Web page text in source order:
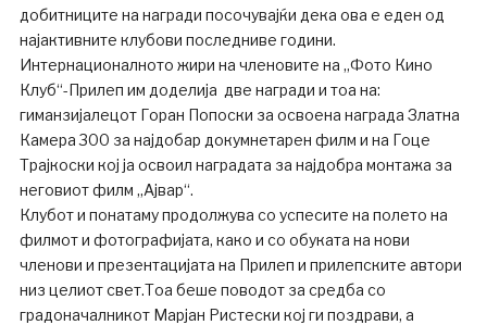
добитниците на награди посочувајќи дека ова е еден од
најактивните клубови последниве години.
Интернационалното жири на членовите на „Фото Кино
Клуб“-Прилеп им доделија две награди и тоа на:
гиманзијалецот Горан Попоски за освоена награда Златна
Камера 300 за најдобар докумнетарен филм и на Гоце
Трајкоски кој ја освоил наградата за најдобра монтажа за
неговиот филм „Ајвар“.
Клубот и понатаму продолжува со успесите на полето на
филмот и фотографијата, како и со обуката на нови
членови и презентацијата на Прилеп и прилепските автори
низ целиот свет.Тоа беше поводот за средба со
градоначалникот Марјан Ристески кој ги поздрави, а